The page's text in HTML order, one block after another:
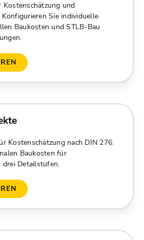
und
Sie individuelle
Baukosten und STLB-Bau
Kostenschätzung nach DIN 276.
Baukosten für
drei Detailstufen.